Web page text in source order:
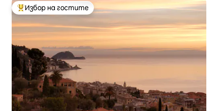
Най-популярен избор на гостите
Избор на гостите